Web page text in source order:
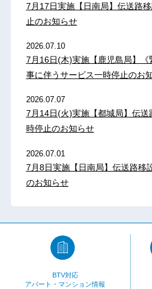
7月17日実施【日南局】伝送路
止のお知らせ
2026.07.10
7月16日(木)実施【鹿児島局】《
事に伴うサービス一時停止のお
2026.07.07
7月14日(火)実施【都城局】伝
時停止のお知らせ
2026.07.01
7月8日実施【日南局】伝送路移
のお知らせ
BTV対応
アパート・マンション情報